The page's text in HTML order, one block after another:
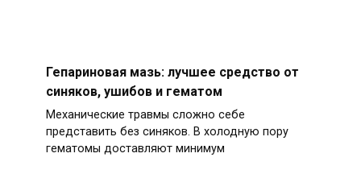
Гепариновая мазь: лучшее средство от
синяков, ушибов и гематом
Механические травмы сложно себе
представить без синяков. В холодную пору
гематомы доставляют минимум